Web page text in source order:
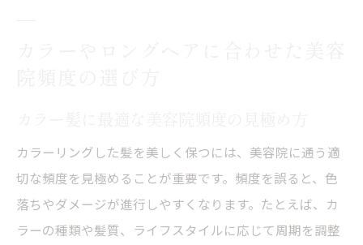
カラーリングした髪を美しく保つには、美容院に通う適
切な頻度を見極めることが重要です。頻度を誤ると、色
落ちやダメージが進行しやすくなります。たとえば、カ
ラーの種類や髪質、ライフスタイルに応じて周期を調整